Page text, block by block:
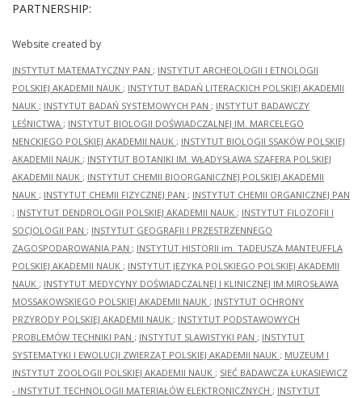
PARTNERSHIP:
Website created by
INSTYTUT MATEMATYCZNY PAN ; INSTYTUT ARCHEOLOGII I ETNOLOGII
POLSKIEJ AKADEMII NAUK ; INSTYTUT BADAŃ LITERACKICH POLSKIEJ AKADEMII
NAUK ; INSTYTUT BADAŃ SYSTEMOWYCH PAN ; INSTYTUT BADAWCZY
LEŚNICTWA ; INSTYTUT BIOLOGII DOŚWIADCZALNEJ IM. MARCELEGO
NENCKIEGO POLSKIEJ AKADEMII NAUK ; INSTYTUT BIOLOGII SSAKÓW POLSKIEJ
AKADEMII NAUK ; INSTYTUT BOTANIKI IM. WŁADYSŁAWA SZAFERA POLSKIEJ
AKADEMII NAUK ; INSTYTUT CHEMII BIOORGANICZNEJ POLSKIEJ AKADEMII
NAUK ; INSTYTUT CHEMII FIZYCZNEJ PAN ; INSTYTUT CHEMII ORGANICZNEJ PAN
; INSTYTUT DENDROLOGII POLSKIEJ AKADEMII NAUK ; INSTYTUT FILOZOFII I
SOCJOLOGII PAN ; INSTYTUT GEOGRAFII I PRZESTRZENNEGO
ZAGOSPODAROWANIA PAN ; INSTYTUT HISTORII im. TADEUSZA MANTEUFFLA
POLSKIEJ AKADEMII NAUK ; INSTYTUT JĘZYKA POLSKIEGO POLSKIEJ AKADEMII
NAUK ; INSTYTUT MEDYCYNY DOŚWIADCZALNEJ I KLINICZNEJ IM.MIROSŁAWA
MOSSAKOWSKIEGO POLSKIEJ AKADEMII NAUK ; INSTYTUT OCHRONY
PRZYRODY POLSKIEJ AKADEMII NAUK ; INSTYTUT PODSTAWOWYCH
PROBLEMÓW TECHNIKI PAN ; INSTYTUT SLAWISTYKI PAN ; INSTYTUT
SYSTEMATYKI I EWOLUCJI ZWIERZĄT POLSKIEJ AKADEMII NAUK ; MUZEUM I
INSTYTUT ZOOLOGII POLSKIEJ AKADEMII NAUK ; SIEĆ BADAWCZA ŁUKASIEWICZ
- INSTYTUT TECHNOLOGII MATERIAŁÓW ELEKTRONICZNYCH ; INSTYTUT